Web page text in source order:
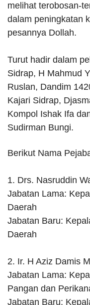
melihat terobosan-
dalam peningkatan
pesannya Dollah.
Turut hadir dalam
Sidrap, H Mahmud
Ruslan, Dandim
Kajari Sidrap,
Kompol Ishak Ifa
Sudirman Bungi.
Berikut Nama
1. Drs. Nasruddin
Jabatan Lama:
Daerah
Jabatan Baru:
Daerah
2. Ir. H Aziz Damis
Jabatan Lama:
Pangan dan
Jabatan Baru: